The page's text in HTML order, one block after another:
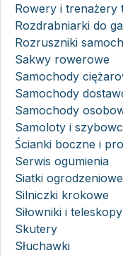
Rowery i trenażery
Rozdrabniarki do
Rozruszniki
Sakwy rowerowe
Samochody
Samochody
Samochody
Samoloty i
Ścianki boczne i
Serwis ogumienia
Siatki ogrodzeniowe
Silniczki krokowe
Siłowniki i teleskopy
Skutery
Słuchawki